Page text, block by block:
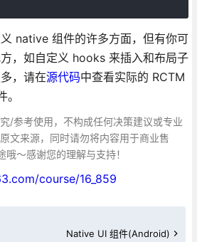
native 组件的许多方面，但有你可
，如自定义 hooks 来插入和布局子
，请在源代码中查看实际的 RCTM
/参考使用，不构成任何决策建议或专业
文来源，同时请勿将内容用于商业售
～感谢您的理解与支持！
course/16_859
Native UI 组件(Android)